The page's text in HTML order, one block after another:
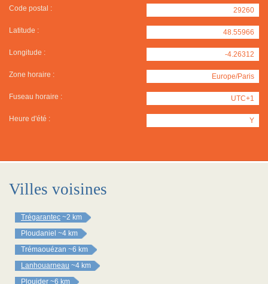
Code postal : 29260
Latitude : 48.55966
Longitude : -4.26312
Zone horaire : Europe/Paris
Fuseau horaire : UTC+1
Heure d'été : Y
Villes voisines
Trégarantec ~2 km
Ploudaniel ~4 km
Trémaouézan ~6 km
Lanhouarneau ~4 km
Plouider ~6 km